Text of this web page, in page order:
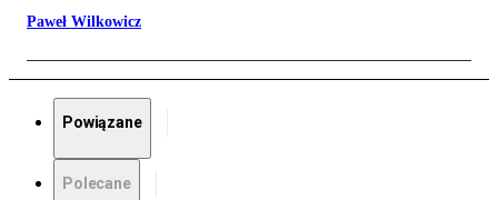
Paweł Wilkowicz
Powiązane
Polecane